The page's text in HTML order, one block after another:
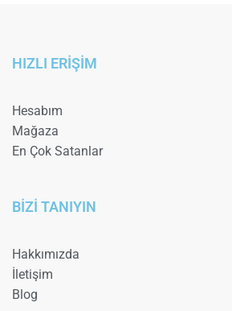
HIZLI ERİŞİM
Hesabım
Mağaza
En Çok Satanlar
BİZİ TANIYIN
Hakkımızda
İletişim
Blog